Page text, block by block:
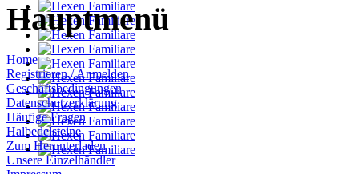
Hauptmenü
Home
Registrieren / Anmelden
Geschäftsbedingungen
Datenschutzerklärung
Häufige Fragen
Halbedelsteine
Zum Herunterladen
Unsere Einzelhändler